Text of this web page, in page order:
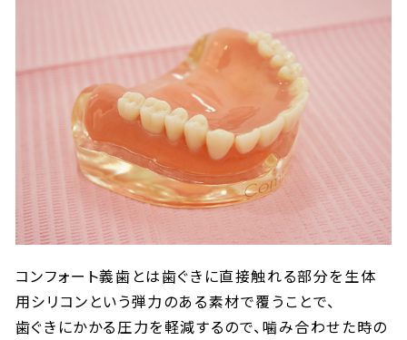
コンフォート義歯とは歯ぐきに直接触れる部分を生体
用シリコンという弾力のある素材で覆うことで、
歯ぐきにかかる圧力を軽減するので、噛み合わせた時の